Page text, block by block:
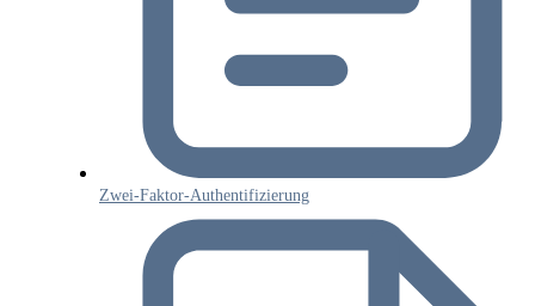
Zwei-Faktor-Authentifizierung